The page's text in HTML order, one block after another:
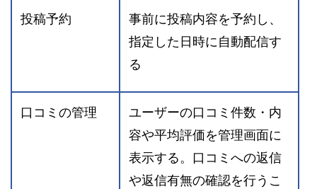
投稿予約
事前に投稿内容を予約し、
指定した日時に自動配信す
る
口コミの管理
ユーザーの口コミ件数・内
容や平均評価を管理画面に
表示する。口コミへの返信
や返信有無の確認を行うこ